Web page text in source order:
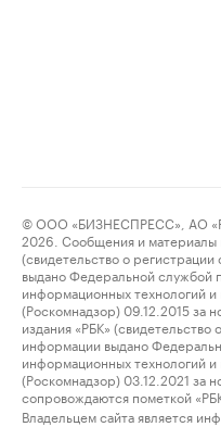
© ООО «БИЗНЕСПРЕСС», АО
2026. Сообщения и материалы
(свидетельство о
выдано Федеральной службой
информационных технологий
(Роскомнадзор) 09.12.2015
издания «РБК»
информации выдано
информационных технологий
(Роскомнадзор) 03.12.2021
сопровождаются пометкой
Владельцем сайта является